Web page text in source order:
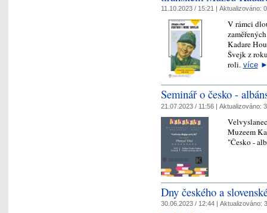
11.10.2023 / 15:21 | Aktualizováno:
V rámci
Kadare
Švejk z
roli. více
Seminář o česko -
21.07.2023 / 11:56 | Aktualizováno:
Muzeem
"Česko -
Dny českého a
30.06.2023 / 12:44 | Aktualizováno: